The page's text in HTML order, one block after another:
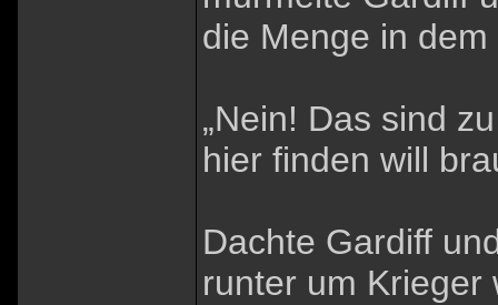
die Menge in
„Nein! Das sind
hier finden will
Dachte Gardiff
runter um Krieger